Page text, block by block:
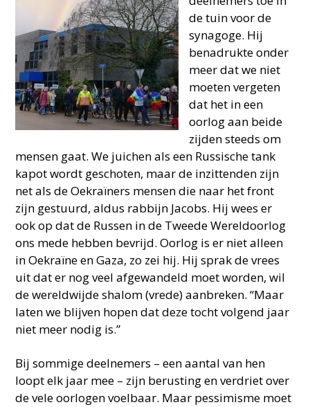
de tuin voor de
synagoge. Hij
benadrukte onder
meer dat we niet
moeten vergeten
dat het in een
oorlog aan beide
zijden steeds om
mensen gaat. We juichen als een Russische tank
kapot wordt geschoten, maar de inzittenden zijn
net als de Oekraïners mensen die naar het front
zijn gestuurd, aldus rabbijn Jacobs. Hij wees er
ook op dat de Russen in de Tweede Wereldoorlog
ons mede hebben bevrijd. Oorlog is er niet alleen
in Oekraïne en Gaza, zo zei hij. Hij sprak de vrees
uit dat er nog veel afgewandeld moet worden, wil
de wereldwijde shalom (vrede) aanbreken. “Maar
laten we blijven hopen dat deze tocht volgend jaar
niet meer nodig is.”
Bij sommige deelnemers – een aantal van hen
loopt elk jaar mee – zijn berusting en verdriet over
de vele oorlogen voelbaar. Maar pessimisme moet